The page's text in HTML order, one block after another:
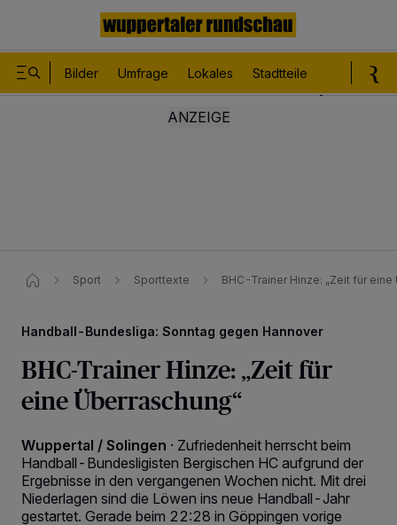
Bilder Umfrage Lokales Stadtteile
Sport Sporttexte BHC-Trainer Hinze: „Zeit für eine
Handball-Bundesliga: Sonntag gegen Hannover
BHC-Trainer Hinze: „Zeit für
eine Überraschung“
Wuppertal / Solingen · Zufriedenheit herrscht beim
Handball-Bundesligisten Bergischen HC aufgrund der
Ergebnisse in den vergangenen Wochen nicht. Mit drei
Niederlagen sind die Löwen ins neue Handball-Jahr
gestartet. Gerade beim 22:28 in Göppingen vorige